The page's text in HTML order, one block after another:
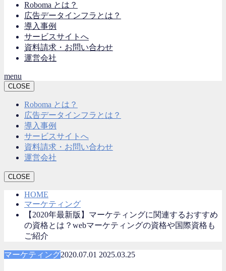
Roboma とは？
広告データインフラとは？
導入事例
サービスサイトへ
資料請求・お問い合わせ
運営会社
menu
CLOSE
Roboma とは？
広告データインフラとは？
導入事例
サービスサイトへ
資料請求・お問い合わせ
運営会社
CLOSE
HOME
マーケティング
【2020年最新版】マーケティングに関連するおすすめ
の資格とは？webマーケティングの資格や国際資格も
ご紹介
マーケティング2020.07.01 2025.03.25